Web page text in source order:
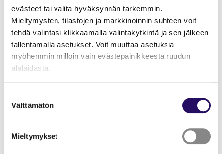
evästeet tai valita hyväksynnän tarkemmin.
Mieltymysten, tilastojen ja markkinoinnin suhteen voit
tehdä valintasi klikkaamalla valintakytkintä ja sen jälkeen
tallentamalla asetukset. Voit muuttaa asetuksia
myöhemmin milloin vain evästepainikkeesta ruudun
alalaidasta.
Lue lisää sivustostamme ja evästeistä
valinta
Välttämätön
Mieltymykset